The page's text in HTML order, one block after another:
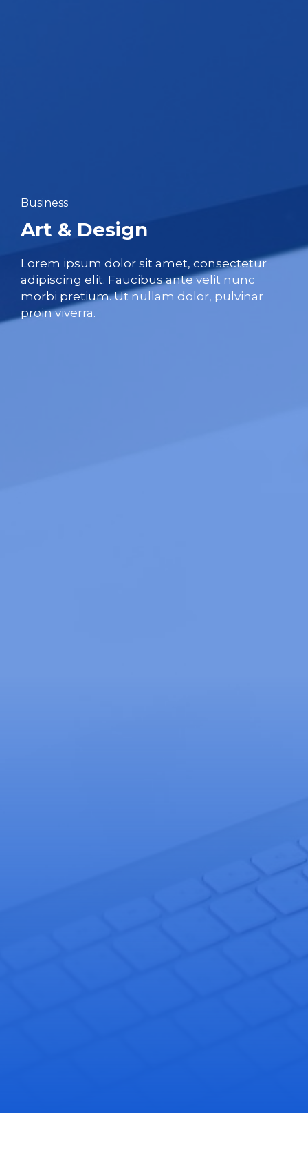
Business
Art & Design
Lorem ipsum dolor sit amet, consectetur
adipiscing elit. Faucibus ante velit nunc
morbi pretium. Ut nullam dolor, pulvinar
proin viverra.